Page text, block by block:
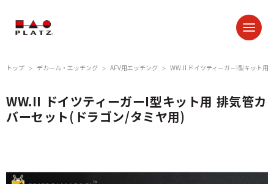
トップ ＞ デカール・エッチング ＞ AFV用エッチング ＞ WW.II ドイツティーガーI型キット用
WW.II ドイツティーガーI型キット用 排気管カ
バーセット(ドラゴン/タミヤ用)